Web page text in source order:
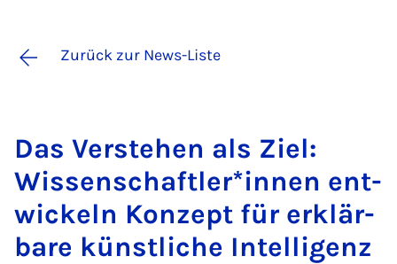
Zurück zur News-Liste
Das Ver­ste­hen als Ziel:
Wis­sen­schaft­le­r*in­nen ent­
wi­ckeln Kon­zept für er­klär­
ba­re künst­li­che In­tel­li­genz